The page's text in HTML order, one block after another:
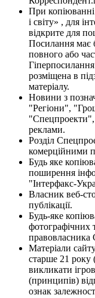
При копіюванні
і світу» , для
відкрите для
Посилання має
повного або
розміщена в
матеріалу.
Новини з
"Регіони",
реклами.
Розділ
комерційними
Будь яке
поширення
"Інтерфакс-
Власник веб-
публікації.
Будь-яке
фотографічних
правовласника
Матеріали
старше 21 року
викликати
(принципів)
ознак